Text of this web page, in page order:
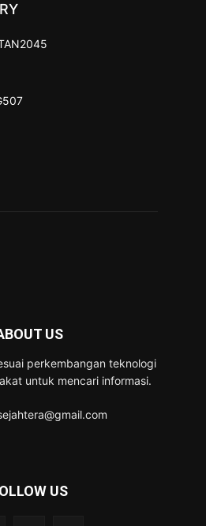
2045
507
US
perkembangan teknologi
untuk mencari informasi.
US